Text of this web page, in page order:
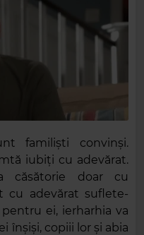
familiști convinși.
iubiți cu adevărat.
căsătorie doar cu
cu adevărat suflete-
ei, ierharhia va
înșiși, copiii lor și abia